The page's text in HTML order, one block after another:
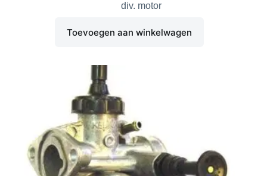
div. motor
Toevoegen aan winkelwagen